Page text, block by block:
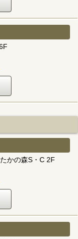
かの森S・C 2F